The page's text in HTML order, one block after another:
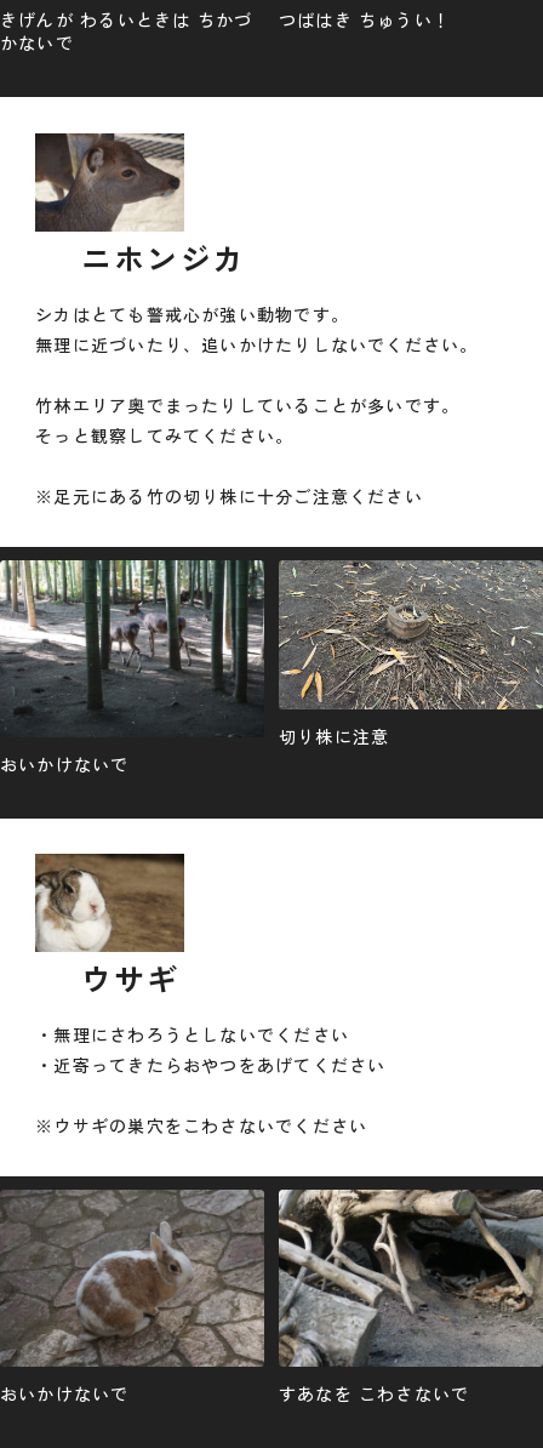
きげんが わるいときは ちかづ
かないで
つばはき ちゅうい！
ニホンジカ
シカはとても警戒心が強い動物です。
無理に近づいたり、追いかけたりしないでください。
竹林エリア奥でまったりしていることが多いです。
そっと観察してみてください。
※足元にある竹の切り株に十分ご注意ください
おいかけないで
切り株に注意
ウサギ
・無理にさわろうとしないでください
・近寄ってきたらおやつをあげてください
※ウサギの巣穴をこわさないでください
おいかけないで すあなを こわさないで